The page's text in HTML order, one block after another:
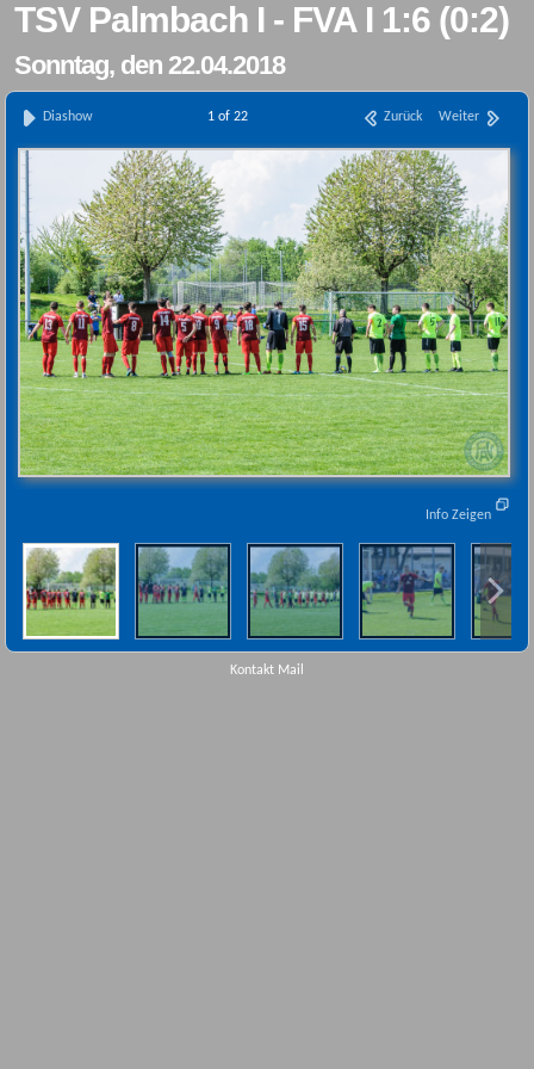
TSV Palmbach I - FVA I 1:6 (0:2)
Sonntag, den 22.04.2018
Diashow Zurück Weiter
1 of 22
Info Zeigen
Kontakt Mail